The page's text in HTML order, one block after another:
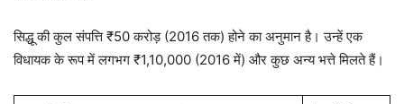
सिद्धू की कुल संपत्ति ₹50 करोड़ (2016 तक) होने का अनुमान है। उन्हें एक
विधायक के रूप में लगभग ₹1,10,000 (2016 में) और कुछ अन्य भत्ते मिलते हैं।